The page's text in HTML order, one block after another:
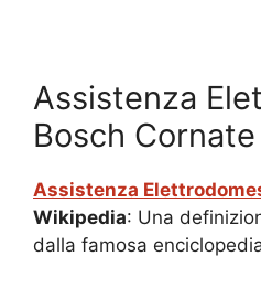
Assistenza
Bosch Cornate
Assistenza
Wikipedia: Una
dalla famosa